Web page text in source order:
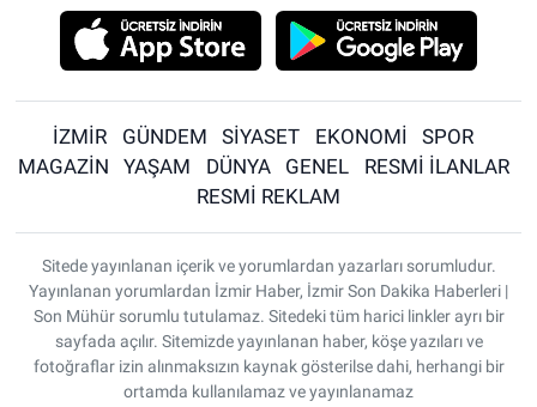
İZMİR GÜNDEM SİYASET EKONOMİ
SPOR
MAGAZİN
YAŞAM DÜNYA GENEL
RESMİ İLANLAR
RESMİ REKLAM
Sitede yayınlanan içerik ve yorumlardan yazarları sorumludur.
Yayınlanan yorumlardan İzmir Haber, İzmir Son Dakika Haberleri |
Son Mühür sorumlu tutulamaz. Sitedeki tüm harici linkler ayrı bir
sayfada açılır. Sitemizde yayınlanan haber, köşe yazıları ve
fotoğraflar izin alınmaksızın kaynak gösterilse dahi, herhangi bir
ortamda kullanılamaz ve yayınlanamaz